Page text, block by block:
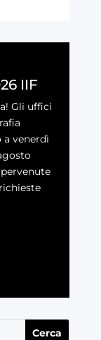
IIF
Gli uffici
a venerdì